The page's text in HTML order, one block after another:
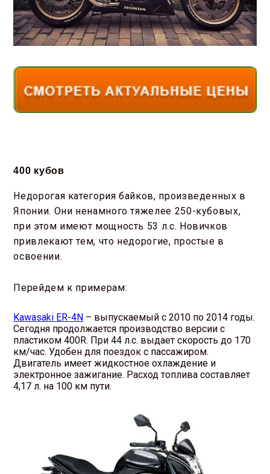
400 кубов
Недорогая категория байков, произведенных в
Японии. Они ненамного тяжелее 250-кубовых,
при этом имеют мощность 53 л.с. Новичков
привлекают тем, что недорогие, простые в
освоении.
Перейдем к примерам:
Kawasaki ER-4N – выпускаемый с 2010 по 2014 годы.
Сегодня продолжается производство версии с
пластиком 400R. При 44 л.с. выдает скорость до 170
км/час. Удобен для поездок с пассажиром.
Двигатель имеет жидкостное охлаждение и
электронное зажигание. Расход топлива составляет
4,17 л. на 100 км пути.